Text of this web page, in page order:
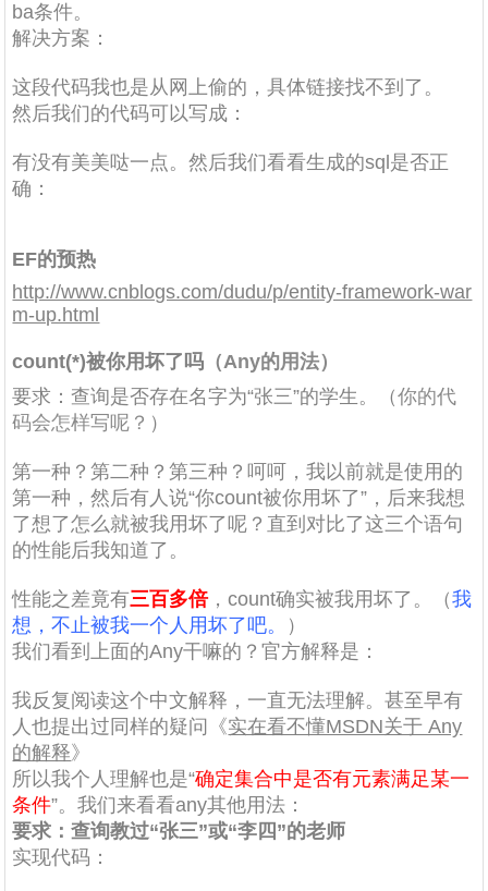
ba条件。
解决方案：
这段代码我也是从网上偷的，具体链接找不到了。
然后我们的代码可以写成：
有没有美美哒一点 。然后我们看看生成的sql是否正
确：
EF的预热
http://www.cnblogs.com/dudu/p/entity-framework-war
m-up.html
count(*)被你用坏了吗 （Any的用法）
要求：查询是否存在名字为“张三”的学生。（你的代
码会怎样写呢？ ）
第一种？第二种？第三种？呵呵，我以前就是使用的
第一种，然后有人说“你count被你用坏了”，后来我想
了想了怎么就被我用坏了呢？直到对比了这三个语句
的性能后我知道了。
性能之差竟有三百多倍，count确实被我用坏了。（我
想，不止被我一个人用坏了吧。
）
我们看到上面的Any干嘛的？官方解释是：
我反复阅读这个中文解释，一直无法理解。甚至早有
人也提出过同样的疑问《实在看不懂MSDN关于 Any
的解释》
所以我个人理解也是“确定集合中是否有元素满足某一
条件”。我们来看看any其他用法：
要求：查询教过“张三”或“李四”的老师
实现代码：